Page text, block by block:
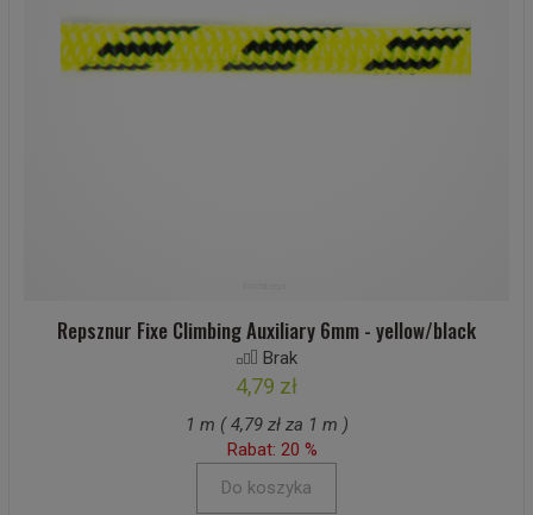
Repsznur Fixe Climbing Auxiliary 6mm - yellow/black
Brak
4,79 zł
1 m ( 4,79 zł za 1 m )
Rabat: 20 %
Do koszyka